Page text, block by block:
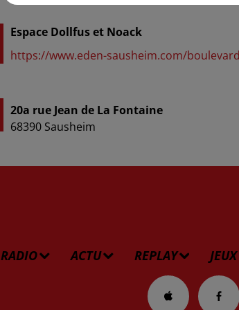
Espace Dollfus et Noack
https://www.eden-sausheim.com/
20a rue Jean de La Fontaine
68390 Sausheim
RADIO ACTU REPLAY JEUX